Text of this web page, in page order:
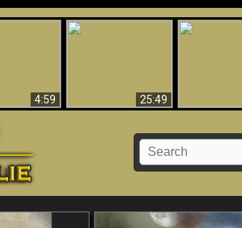
4:59
25:49